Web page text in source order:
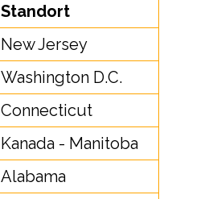
Standort
New Jersey
Washington D.C.
Connecticut
Kanada - Manitoba
Alabama